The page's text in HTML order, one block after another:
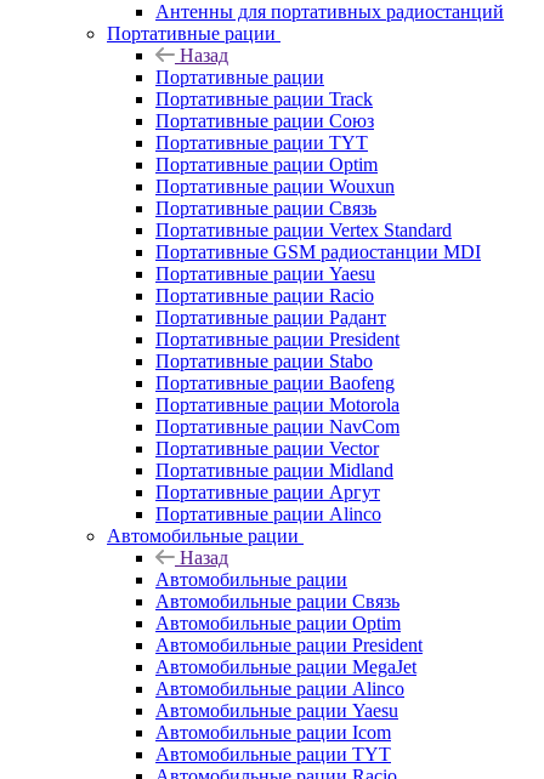
Антенны для портативных радиостанций
Портативные рации
Назад
Портативные рации
Портативные рации Track
Портативные рации Союз
Портативные рации TYT
Портативные рации Optim
Портативные рации Wouxun
Портативные рации Связь
Портативные рации Vertex Standard
Портативные GSM радиостанции MDI
Портативные рации Yaesu
Портативные рации Racio
Портативные рации Радант
Портативные рации President
Портативные рации Stabo
Портативные рации Baofeng
Портативные рации Motorola
Портативные рации NavCom
Портативные рации Vector
Портативные рации Midland
Портативные рации Аргут
Портативные рации Alinco
Автомобильные рации
Назад
Автомобильные рации
Автомобильные рации Связь
Автомобильные рации Optim
Автомобильные рации President
Автомобильные рации MegaJet
Автомобильные рации Alinco
Автомобильные рации Yaesu
Автомобильные рации Icom
Автомобильные рации TYT